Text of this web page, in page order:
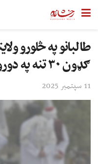
طالبانو په څلورو
ګډون ۳۰ تنه په دورو وهلي
11 سپتمبر 2025